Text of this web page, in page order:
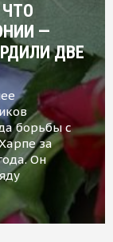
—
ДВЕ
борьбы с
за
Он